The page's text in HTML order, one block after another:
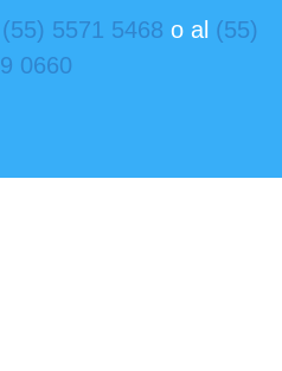
(55) 5571 5468 o al (55)
0660